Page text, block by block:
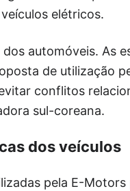
elétricos.
automóveis. As
de utilização
conflitos
sul-coreana.
dos veículos
pela E-